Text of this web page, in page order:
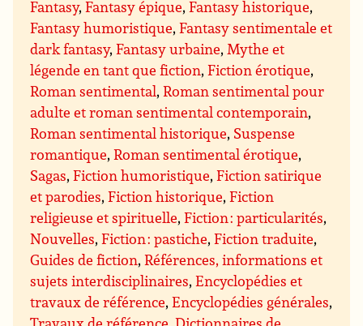
Fantasy,Fantasy épique,Fantasy historique,
Fantasy humoristique,Fantasy sentimentale et
dark fantasy,Fantasy urbaine,Mythe et
légende en tant que fiction,Fiction érotique,
Roman sentimental,Roman sentimental pour
adulte et roman sentimental contemporain,
Roman sentimental historique, Suspense
romantique,Roman sentimental érotique,
Sagas,Fiction humoristique,Fiction satirique
et parodies,Fiction historique,Fiction
religieuse et spirituelle,Fiction : particularités,
Nouvelles,Fiction : pastiche,Fiction traduite,
Guides de fiction,Références, informations et
sujets interdisciplinaires,Encyclopédies et
travaux de référence,Encyclopédies générales,